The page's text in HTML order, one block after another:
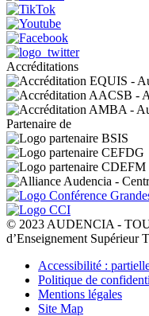
Accréditations
Partenaire de
© 2023 AUDENCIA -
d’Enseignement Supérieur
Pied
page
Accessibilité :
Politique de
Mentions légales
Site Map